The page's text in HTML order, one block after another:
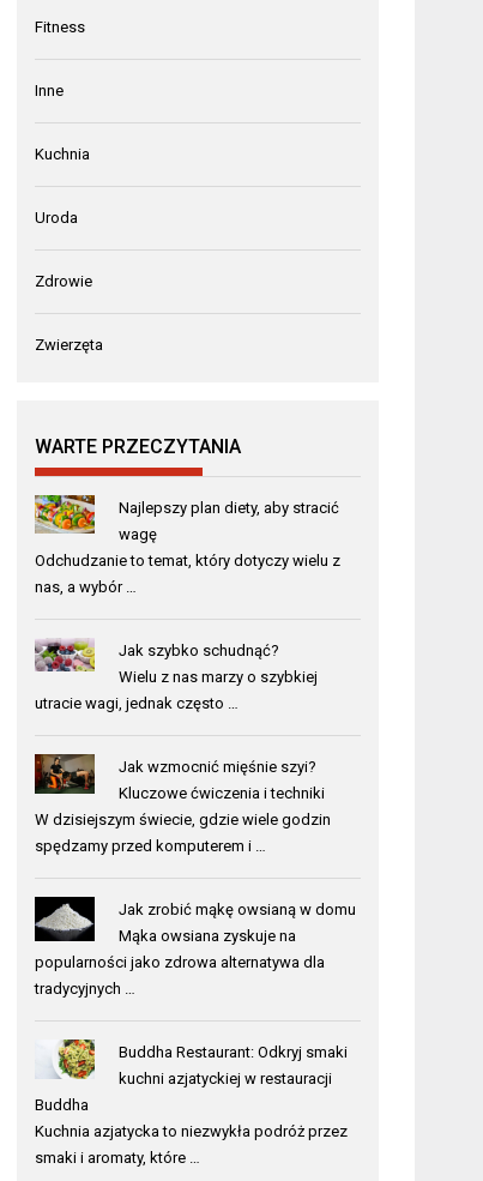
Fitness
Inne
Kuchnia
Uroda
Zdrowie
Zwierzęta
WARTE PRZECZYTANIA
Najlepszy plan diety, aby stracić
wagę
Odchudzanie to temat, który dotyczy wielu z
nas, a wybór …
Jak szybko schudnąć?
Wielu z nas marzy o szybkiej
utracie wagi, jednak często …
Jak wzmocnić mięśnie szyi?
Kluczowe ćwiczenia i techniki
W dzisiejszym świecie, gdzie wiele godzin
spędzamy przed komputerem i …
Jak zrobić mąkę owsianą w domu
Mąka owsiana zyskuje na
popularności jako zdrowa alternatywa dla
tradycyjnych …
Buddha Restaurant: Odkryj smaki
kuchni azjatyckiej w restauracji
Buddha
Kuchnia azjatycka to niezwykła podróż przez
smaki i aromaty, które …